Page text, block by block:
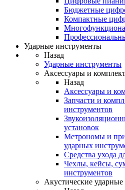
Бюджетные
Компактные
Ударные инструменты
Назад
Ударные инструменты
Аксессуары и
Назад
Аксессуары и
Запчасти и
инструментов
установок
Метрономы и
ударных
Средства ухода
Чехлы, кейсы,
инструментов
Акустические ударные